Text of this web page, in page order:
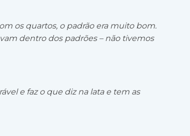
os quartos, o padrão era muito bom.
dentro dos padrões – não tivemos
e faz o que diz na lata e tem as